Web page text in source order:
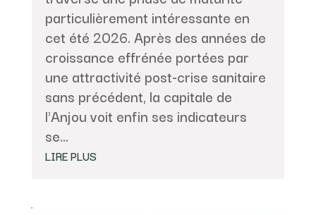
particulièrement intéressante en
cet été 2026. Après des années de
croissance effrénée portées par
une attractivité post-crise sanitaire
sans précédent, la capitale de
l'Anjou voit enfin ses indicateurs
se...
LIRE PLUS